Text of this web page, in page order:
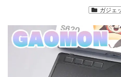
ガジェ